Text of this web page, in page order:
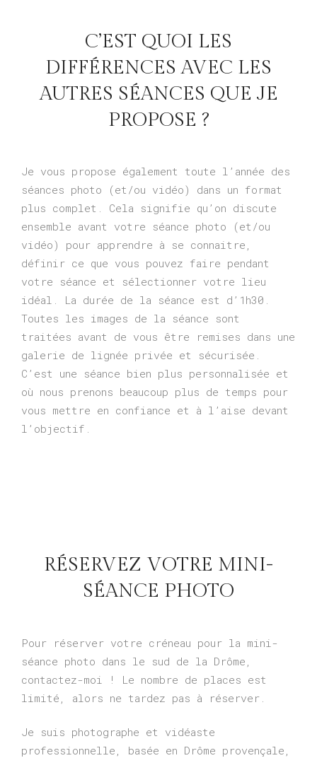
C’EST QUOI LES
DIFFÉRENCES AVEC LES
AUTRES SÉANCES QUE JE
PROPOSE ?
Je vous propose également toute l’année des
séances photo (et/ou vidéo) dans un format
plus complet. Cela signifie qu’on discute
ensemble avant votre séance photo (et/ou
vidéo) pour apprendre à se connaitre,
définir ce que vous pouvez faire pendant
votre séance et sélectionner votre lieu
idéal. La durée de la séance est d’1h30.
Toutes les images de la séance sont
traitées avant de vous être remises dans une
galerie de lignée privée et sécurisée.
C’est une séance bien plus personnalisée et
où nous prenons beaucoup plus de temps pour
vous mettre en confiance et à l’aise devant
l’objectif.
RÉSERVEZ VOTRE MINI-
SÉANCE PHOTO
Pour réserver votre créneau pour la mini-
séance photo dans le sud de la Drôme,
contactez-moi ! Le nombre de places est
limité, alors ne tardez pas à réserver.
Je suis photographe et vidéaste
professionnelle, basée en Drôme provençale,